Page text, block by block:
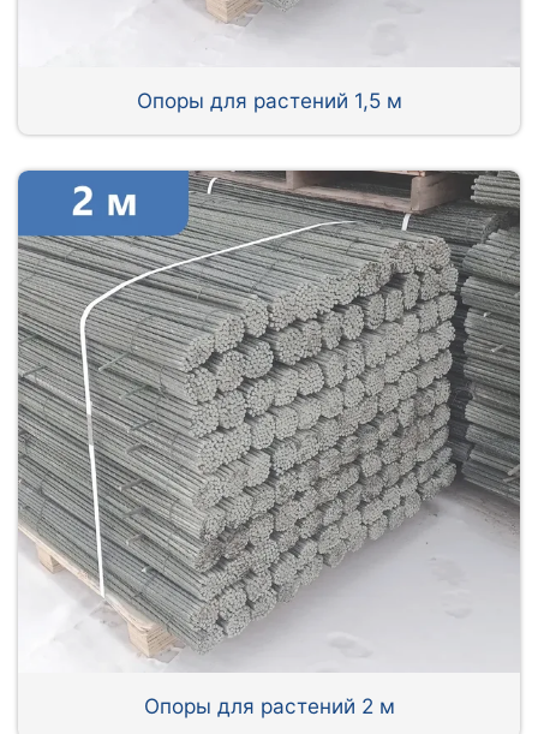
Опоры для растений 1,5 м
Опоры для растений 2 м